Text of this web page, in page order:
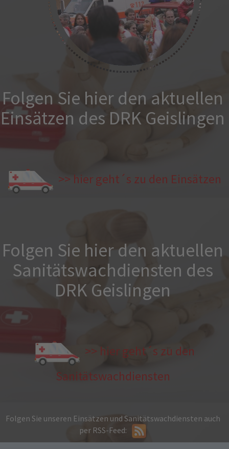
Folgen Sie hier den aktuellen
Einsätzen des DRK Geislingen
>> hier geht´s zu den Einsätzen
Folgen Sie hier den aktuellen
Sanitätswachdiensten des
DRK Geislingen
>> hier geht´s zu den
Sanitätswachdiensten
Folgen Sie unseren Einsätzen und Sanitätswachdiensten auch
per RSS-Feed: